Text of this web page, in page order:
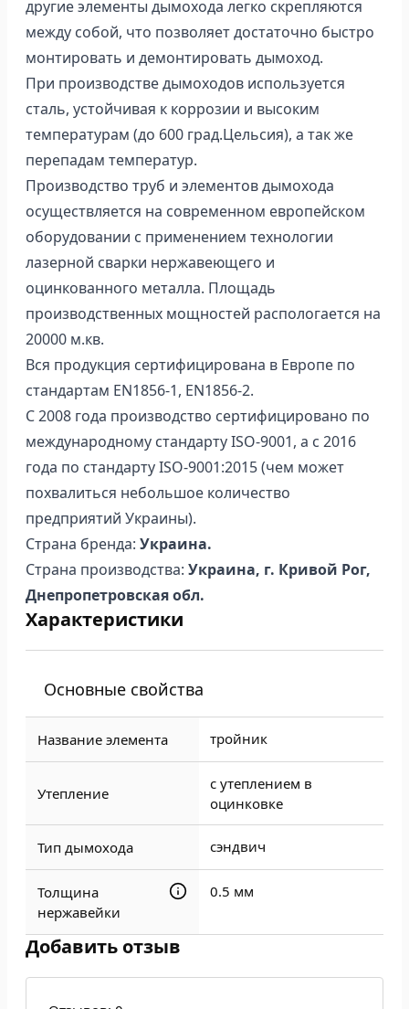
другие элементы дымохода легко скрепляются
между собой, что позволяет достаточно быстро
монтировать и демонтировать дымоход.
При производстве дымоходов используется
сталь, устойчивая к коррозии и высоким
температурам (до 600 град.Цельсия), а так же
перепадам температур.
Производство труб и элементов дымохода
осуществляется на современном европейском
оборудовании с применением технологии
лазерной сварки нержавеющего и
оцинкованного металла. Площадь
производственных мощностей распологается на
20000 м.кв.
Вся продукция сертифицирована в Европе по
стандартам EN1856-1, EN1856-2.
С 2008 года производство сертифицировано по
международному стандарту ISO-9001, а с 2016
года по стандарту ISO-9001:2015 (чем может
похвалиться небольшое количество
предприятий Украины).
Страна бренда: Украина.
Страна производства: Украина, г. Кривой Рог,
Днепропетровская обл.
Характеристики
Основные свойства
Название элемента тройник
Утепление
с утеплением в
оцинковке
Тип дымохода сэндвич
Толщина
нержавейки
0.5 мм
Добавить отзыв